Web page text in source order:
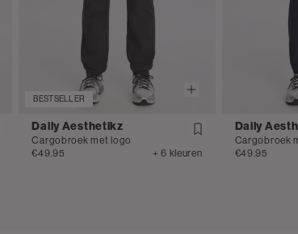
BESTSELLER
Daily Aesthetikz
Cargobroek met logo
€49.95
+ 6 kleuren
Daily
Cargobroek
€49.95